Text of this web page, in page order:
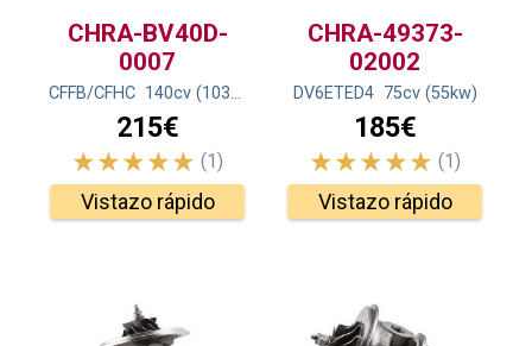
CHRA-BV40D-
0007
CFFB/CFHC 140cv (103kw
215€
(1)
Vistazo rápido
CHRA-49373-
02002
DV6ETED4 75cv (55kw)
185€
(1)
Vistazo rápido